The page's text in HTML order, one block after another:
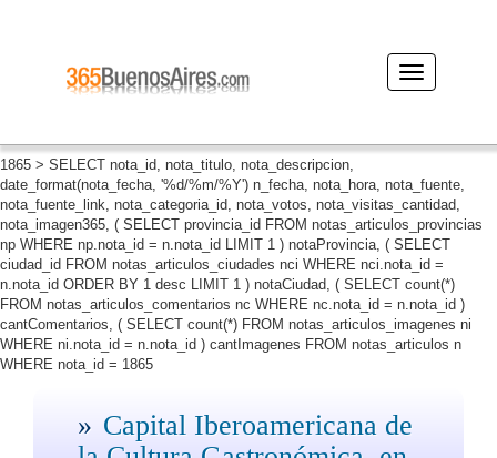
1865 > SELECT nota_id, nota_titulo, nota_descripcion,
date_format(nota_fecha, '%d/%m/%Y') n_fecha, nota_hora, nota_fuente,
nota_fuente_link, nota_categoria_id, nota_votos, nota_visitas_cantidad,
nota_imagen365, ( SELECT provincia_id FROM notas_articulos_provincias
np WHERE np.nota_id = n.nota_id LIMIT 1 ) notaProvincia, ( SELECT
ciudad_id FROM notas_articulos_ciudades nci WHERE nci.nota_id =
n.nota_id ORDER BY 1 desc LIMIT 1 ) notaCiudad, ( SELECT count(*)
FROM notas_articulos_comentarios nc WHERE nc.nota_id = n.nota_id )
cantComentarios, ( SELECT count(*) FROM notas_articulos_imagenes ni
WHERE ni.nota_id = n.nota_id ) cantImagenes FROM notas_articulos n
WHERE nota_id = 1865
Desplegar
navegación
Capital Iberoamericana de